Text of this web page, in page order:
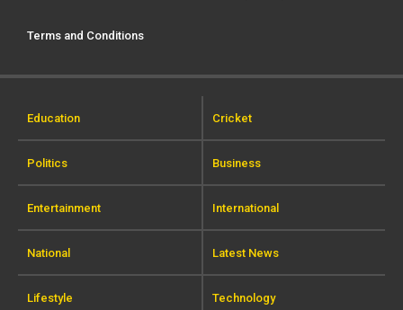
Terms and Conditions
Education Cricket
Politics Business
Entertainment International
National Latest News
Lifestyle Technology